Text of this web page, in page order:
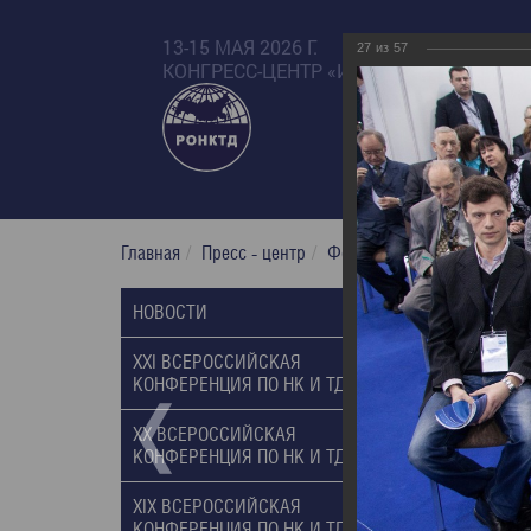
13-15 МАЯ 2026 Г.
КОНГРЕСС-ЦЕНТР «ИЗМАЙЛОВО БЕТА»
Главная Пресс - центр Фотогалерея XX
XX
10.03.2014
НОВОСТИ
XXI ВСЕРОССИЙСКАЯ
КОНФЕРЕНЦИЯ ПО НК И ТД, 2017
XX ВСЕРОССИЙСКАЯ
КОНФЕРЕНЦИЯ ПО НК И ТД, 2014
XIX ВСЕРОССИЙСКАЯ
27 из 57